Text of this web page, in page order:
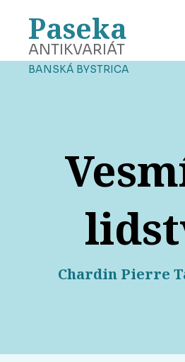
Paseka
ANTIKVARIÁT
BANSKÁ BYSTRICA
Chardin Pierre